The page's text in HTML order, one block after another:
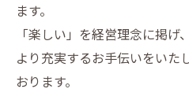
ます。
「楽しい」を経営理念に掲
より充実するお手伝いをいた
おります。